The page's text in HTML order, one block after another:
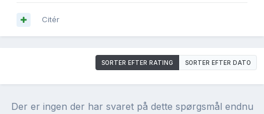
Citér
SORTER EFTER RATING SORTER EFTER DATO
Der er ingen der har svaret på dette spørgsmål endnu